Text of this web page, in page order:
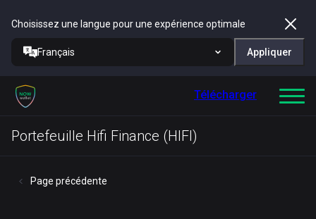
Choisissez une langue pour une expérience optimale
Français Appliquer
Télécharger
Portefeuille Hifi Finance (HIFI)
Page précédente